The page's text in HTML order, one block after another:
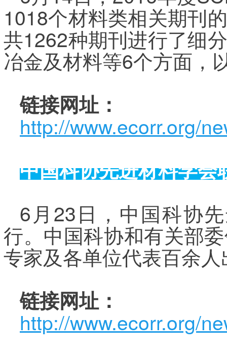
1018个材料类相关期刊
共1262种期刊进行了细
冶金及材料等6个方面，
链接网址：
http://www.ecorr.org/
中国科协先进材料学会
6月23日，中国科协
行。中国科协和有关部
专家及各单位代表百余
链接网址：
http://www.ecorr.org/